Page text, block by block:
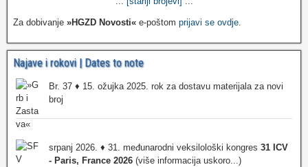
Za dobivanje »HGZD Novosti« e-poštom prijavi se ovdje
Najave i rokovi | Dates to note
Br. 37 ♦ 15. ožujka 2025. rok za dostavu materijala za novi
broj
srpanj 2026. ♦ 31. međunarodni veksilološki kongres 31 ICV
- Paris, France 2026 (više informacija uskoro...)